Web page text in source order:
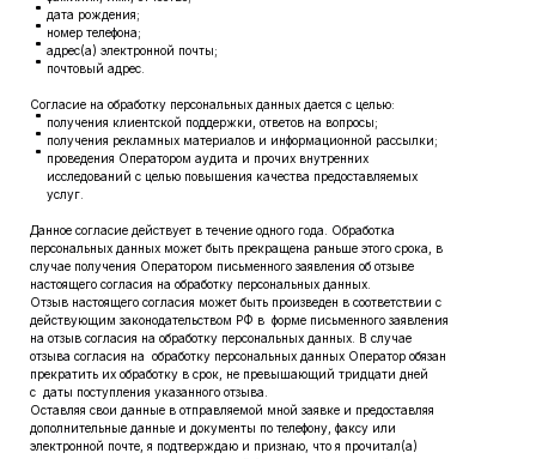
дата рождения;
номер телефона;
адрес(а) электронной почты;
почтовый адрес.
Согласие на обработку персональных данных дается с целью:
получения клиентской поддержки, ответов на вопросы;
получения рекламных материалов и информационной рассылки;
проведения Оператором аудита и прочих внутренних
исследований с целью повышения качества предоставляемых
услуг.
Данное согласие действует в течение одного года. Обработка
персональных данных может быть прекращена раньше этого срока, в
случае получения Оператором письменного заявления об отзыве
настоящего согласия на обработку персональных данных.
Отзыв настоящего согласия может быть произведен в соответствии с
действующим законодательством РФ в форме письменного заявления
на отзыв согласия на обработку персональных данных. В случае
отзыва согласия на обработку персональных данных Оператор обязан
прекратить их обработку в срок, не превышающий тридцати дней
с даты поступления указанного отзыва.
Оставляя свои данные в отправляемой мной заявке и предоставляя
дополнительные данные и документы по телефону, факсу или
электронной почте, я подтверждаю и признаю, что я прочитал(а)